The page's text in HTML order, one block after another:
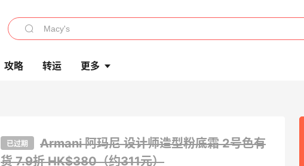
攻略 转运 更多
已过期
Armani 阿玛尼 设计师造型粉底霜 2号色有
货7.9折 HK$380（约311元）